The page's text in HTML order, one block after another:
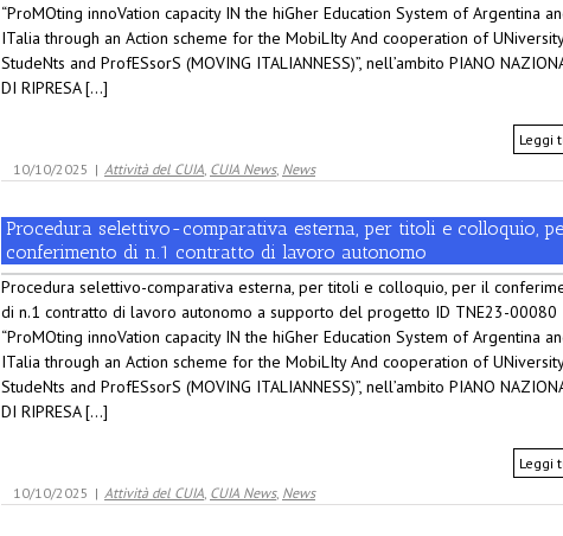
“ProMOting innoVation capacity IN the hiGher Education System of Argentina
ITalia through an Action scheme for the MobiLIty And cooperation of UNiversity
StudeNts and ProfESsorS (MOVING ITALIANNESS)”, nell’ambito PIANO
DI RIPRESA [...]
Leggi
10/10/2025 | Attività del CUIA, CUIA News, News
Procedura selettivo-comparativa esterna, per titoli e colloquio,
conferimento di n.1 contratto di lavoro autonomo
Procedura selettivo-comparativa esterna, per titoli e colloquio, per il
di n.1 contratto di lavoro autonomo a supporto del progetto ID TNE23-00080
“ProMOting innoVation capacity IN the hiGher Education System of Argentina
ITalia through an Action scheme for the MobiLIty And cooperation of UNiversity
StudeNts and ProfESsorS (MOVING ITALIANNESS)”, nell’ambito PIANO
DI RIPRESA [...]
Leggi
10/10/2025 | Attività del CUIA, CUIA News, News